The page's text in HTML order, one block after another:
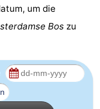
um die
Bos zu